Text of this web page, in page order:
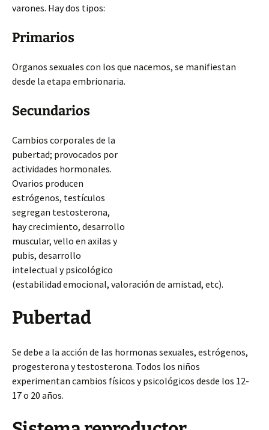
varones. Hay dos tipos:
Primarios
Organos sexuales con los que nacemos, se manifiestan
desde la etapa embrionaria.
Secundarios
Cambios corporales de la
pubertad; provocados por
actividades hormonales.
Ovarios producen
estrógenos, testículos
segregan testosterona,
hay crecimiento, desarrollo
muscular, vello en axilas y
pubis, desarrollo
intelectual y psicológico
(estabilidad emocional, valoración de amistad, etc).
Pubertad
Se debe a la acción de las hormonas sexuales, estrógenos,
progesterona y testosterona. Todos los niños
experimentan cambios físicos y psicológicos desde los 12-
17 o 20 años.